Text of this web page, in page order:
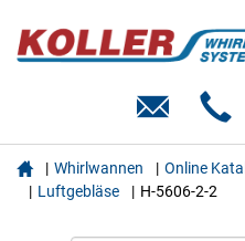
 Whirlwannen Online
Luftgebläse
H-5606-2-2